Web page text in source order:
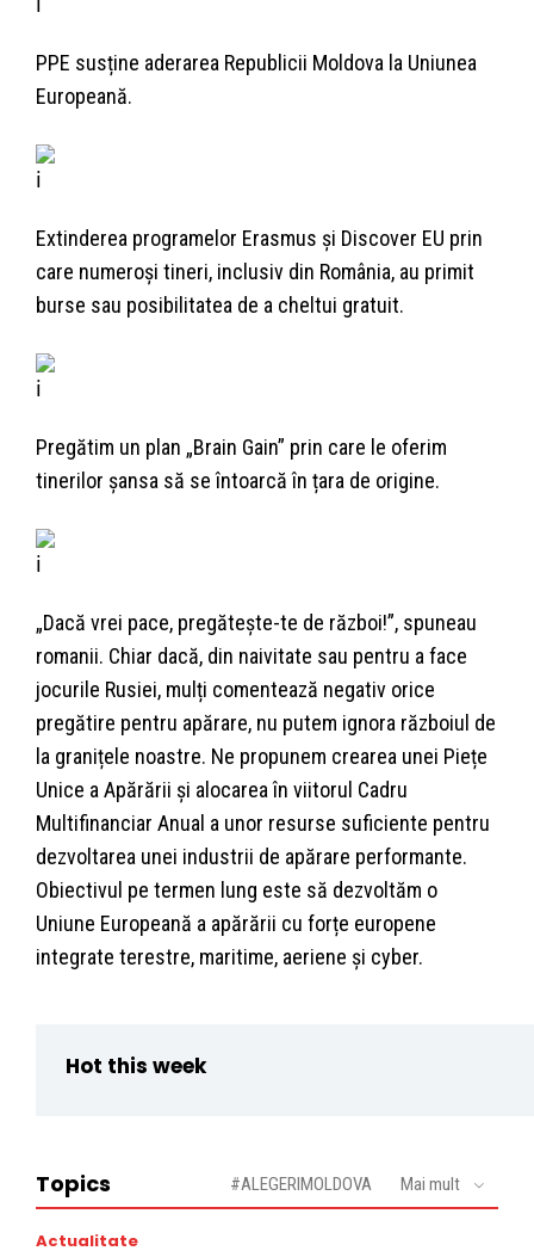
PPE susține aderarea Republicii Moldova la Uniunea
Europeană.
Extinderea programelor Erasmus și Discover EU prin
care numeroși tineri, inclusiv din România, au primit
burse sau posibilitatea de a cheltui gratuit.
Pregătim un plan „Brain Gain” prin care le oferim
tinerilor șansa să se întoarcă în țara de origine.
„Dacă vrei pace, pregătește-te de război!”, spuneau
romanii. Chiar dacă, din naivitate sau pentru a face
jocurile Rusiei, mulți comentează negativ orice
pregătire pentru apărare, nu putem ignora războiul de
la granițele noastre. Ne propunem crearea unei Piețe
Unice a Apărării și alocarea în viitorul Cadru
Multifinanciar Anual a unor resurse suficiente pentru
dezvoltarea unei industrii de apărare performante.
Obiectivul pe termen lung este să dezvoltăm o
Uniune Europeană a apărării cu forțe europene
integrate terestre, maritime, aeriene și cyber.
Hot this week
Topics #ALEGERIMOLDOVA Mai mult
Actualitate